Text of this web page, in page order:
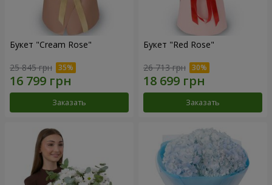
Букет "Cream Rose"
25 845 грн
Заказать
Букет "Red Rose"
26 713 грн
Заказать